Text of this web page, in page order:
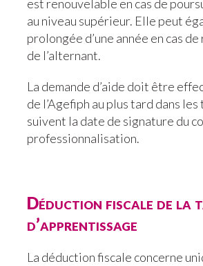
est renouvelable en cas de
au niveau supérieur. Elle peut
prolongée d’une année en cas
de l’alternant.
La demande d’aide doit être
de l’Agefiph au plus tard dans
suivent la date de signature du
professionnalisation.
Déduction fiscale de la
d’apprentissage
La déduction fiscale concerne